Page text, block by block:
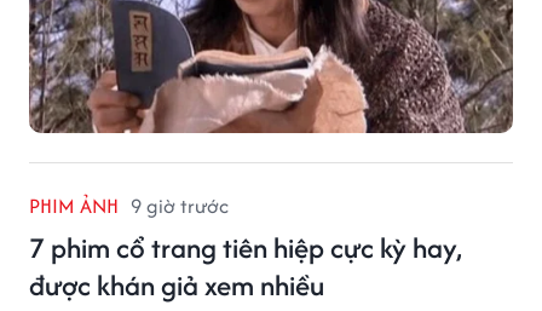
PHIM ẢNH 9 giờ trước
7 phim cổ trang tiên hiệp cực kỳ hay,
được khán giả xem nhiều